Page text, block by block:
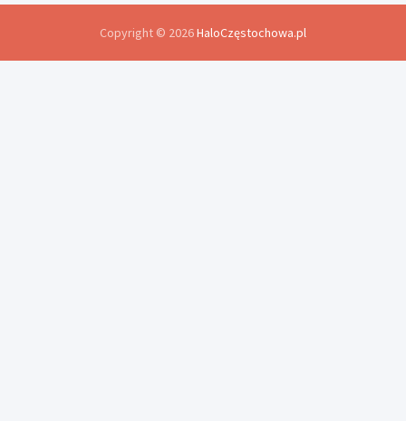
Copyright © 2026HaloCzęstochowa.pl